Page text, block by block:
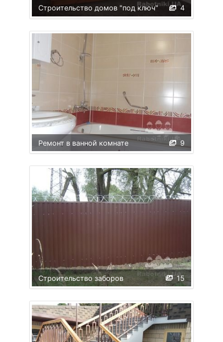
4
Строительство домов "под ключ"
9
Ремонт в ванной комнате
15
Строительство заборов